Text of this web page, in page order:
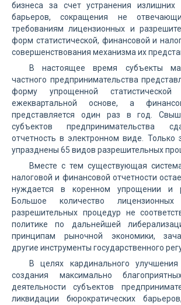
бизнеса за счет устранения излишних
барьеров, сокращения не
требованиям лицензионных и
форм статистической, финансовой и
совершенствования механизма их
В настоящее время субъекты
частного предпринимательства
форму упрощенной статистической
ежеквартальной основе, а
представляется один раз в год.
субъектов предпринимательства
отчетность в электронном виде. Только
упразднены 65 видов разрешительных
Вместе с тем существующая система
налоговой и финансовой отчетности
нуждается в коренном упрощении и
Большое количество
разрешительных процедур не
политике по дальнейшей
принципам рыночной экономики,
другие инструменты государственного
В целях кардинального
создания максимально
деятельности субъектов
ликвидации бюрократических